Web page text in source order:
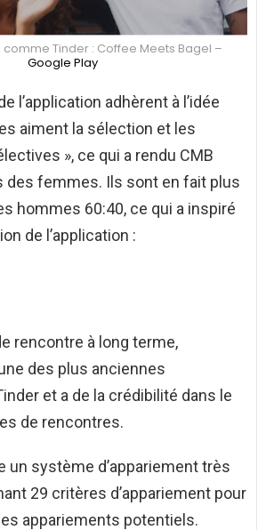
Tinder : Coffee Meets Bagel –
Google Play
l’application adhèrent à l’idée
aiment la sélection et les
», ce qui a rendu CMB
des femmes. Ils sont en fait plus
hommes 60:40, ce qui a inspiré
de l’application :
rencontre à long terme,
des plus anciennes
et a de la crédibilité dans le
de rencontres.
un système d’appariement très
29 critères d’appariement pour
appariements potentiels.